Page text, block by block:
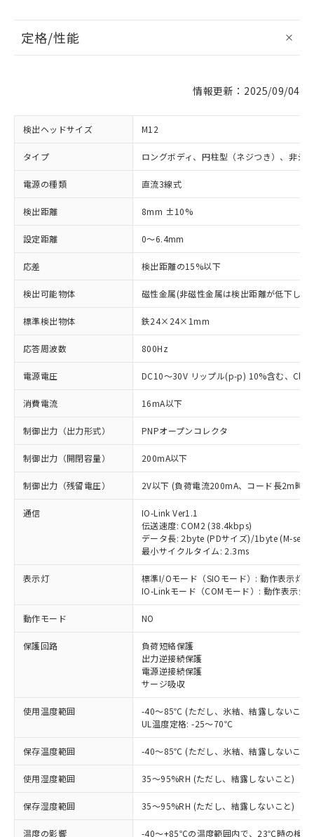
定格/性能
情報更新：2025/09/04
検出ヘッドサイズ M12
タイプ ロングボディ、円柱型（ネジつき）、非シ
電源の種類 直流3線式
検出距離 8mm ±10%
設定距離 0～6.4mm
応差 検出距離の15%以下
検出可能物体 磁性金属(非磁性金属は検出距離が低下しま
標準検出物体 鉄24×24×1mm
応答周波数 800Hz
電源電圧 DC10～30V リップル(p-p) 10%含む、
消費電流 16mA以下
制御出力（出力形式） PNPオープンコレクタ
制御出力（開閉容量） 200mA以下
制御出力（残留電圧） 2V以下 (負荷電流200mA、コード長2m時)
通信
IO-Link Ver1.1
伝送速度: COM2 (38.4kbps)
データ長: 2byte (PDサイズ)/1byte (M-
最小サイクルタイム: 2.3ms
表示灯
標準I/Oモード（SIOモード）: 動作表示灯(
IO-Linkモード（COMモード）: 動作表示
動作モード NO
保護回路
負荷短絡保護
出力逆接続保護
電源逆接続保護
サージ吸収
使用温度範囲
-40～85℃ (ただし、氷結、結露しないこと)
UL温度定格: -25～70℃
保存温度範囲 -40～85℃ (ただし、氷結、結露しないこと)
使用湿度範囲 35～95%RH (ただし、結露しないこと)
保存湿度範囲 35～95%RH (ただし、結露しないこと)
温度の影響 -40～+85℃の温度範囲内で、23℃時の検
ご利用条件
以下の条件をお読みいただき、同意のうえ
ご利用ください。
商品の当社在庫状況および標準価格
(税抜)を提供させていただくもので
当社制御機器事業取扱商品の中には、
対応済み：EU RoHS指令（10物質）の
非含有に対応した製品が提供可能な商品で
対応予定：EU RoHS指令（10物質）の非含
有に対応した製品に切り替える予定のある
商品です。
対応予定なし：EU RoHS指令（10物質）の
非含有に非対応の商品で、対応品を出す予
定はありません。
調査・確認中：EU RoHS指令（10物質）の
非含有の対応状況を調査中または確認中の
非該当品：ライセンス料など無形物で、有
害物質有無と関係のない商品です。
※1 中国RoHS○×表
「○」：最大均質材料含有率が中国RoHSの
基準値以下であることを示します。